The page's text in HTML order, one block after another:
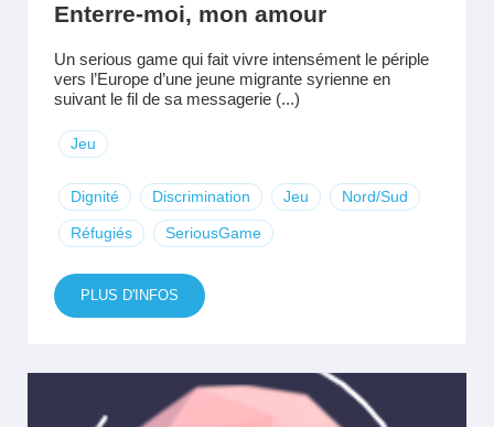
Enterre-moi, mon amour
Un serious game qui fait vivre intensément le périple
vers l’Europe d’une jeune migrante syrienne en
suivant le fil de sa messagerie (...)
Jeu
Dignité Discrimination Jeu Nord/Sud
Réfugiés SeriousGame
PLUS D'INFOS